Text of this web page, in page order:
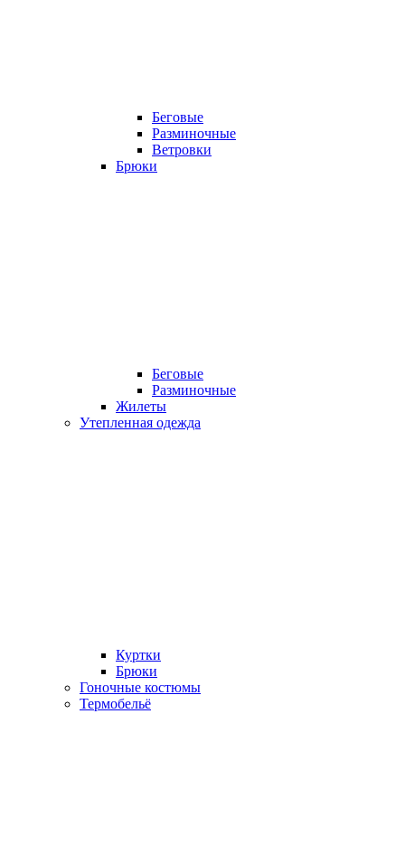
Беговые
Разминочные
Ветровки
Брюки
Беговые
Разминочные
Жилеты
Утепленная одежда
Куртки
Брюки
Гоночные костюмы
Термобельё